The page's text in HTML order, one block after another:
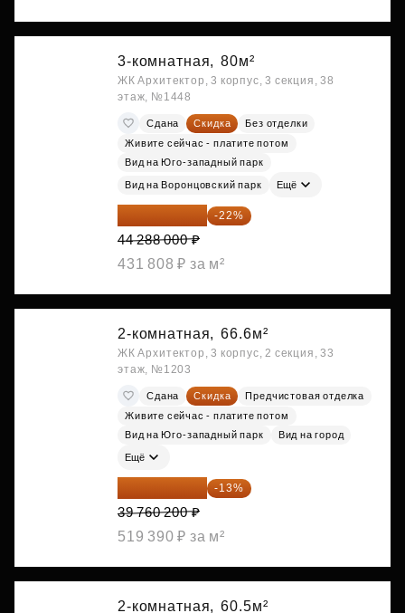
3-комнатная, 80м²
ЖК Архитектор, 3 корпус, 3 секция, 38
этаж, №1448
Сдана Скидка
Без отделки
Живите сейчас - платите потом
Вид на Юго-западный парк
Вид на Воронцовский парк Ещё
34 544 640 ₽ -22%
44 288 000 ₽
431 808 ₽ за м²
2-комнатная, 66.6м²
ЖК Архитектор, 3 корпус, 2 секция, 33
этаж, №1203
Сдана Скидка
Предчистовая отделка
Живите сейчас - платите потом
Вид на Юго-западный парк
Вид на город
Ещё
34 591 374 ₽ -13%
39 760 200 ₽
519 390 ₽ за м²
2-комнатная, 60.5м²